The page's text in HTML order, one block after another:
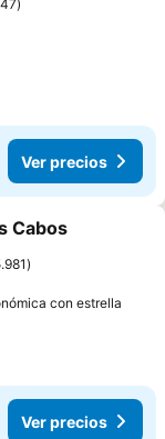
Ver precios
Cabos
con estrella
Ver precios